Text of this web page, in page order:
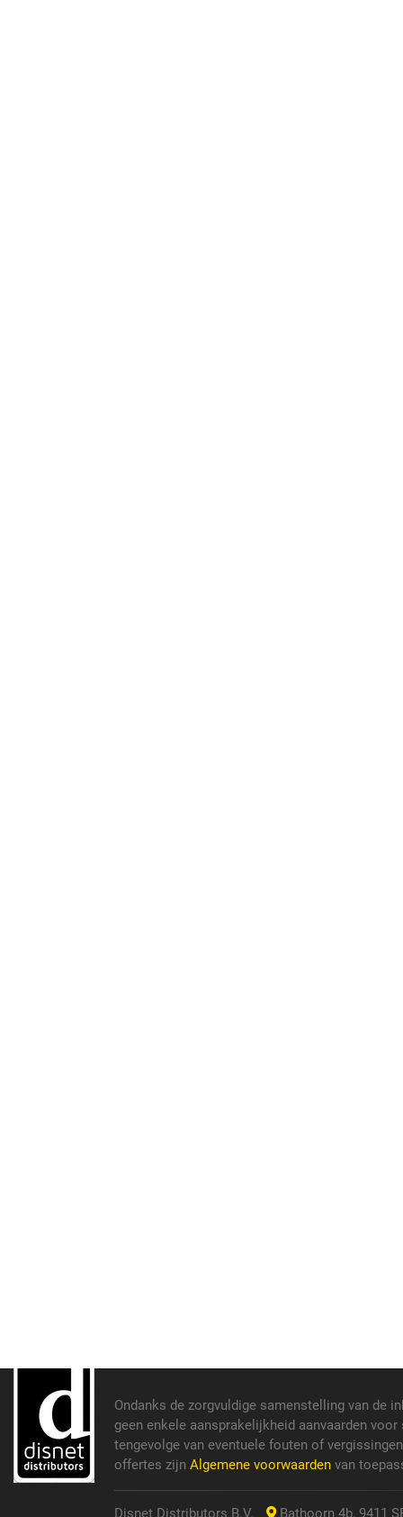
Ondanks de zorgvuldige samenstelling van de
geen enkele aansprakelijkheid aanvaarden
tengevolge van eventuele fouten of
offertes zijn Algemene voorwaarden van
Disnet Distributors B.V. Bathoorn 4b, 9411